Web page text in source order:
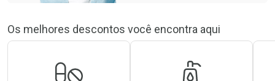
Os melhores descontos você encontra aqui